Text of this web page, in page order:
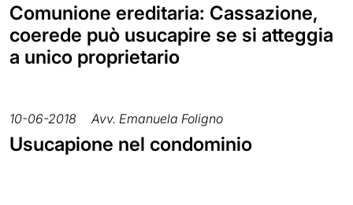
Comunione ereditaria: Cassazione,
coerede può usucapire se si atteggia
a unico proprietario
10-06-2018 Avv. Emanuela Foligno
Usucapione nel condominio